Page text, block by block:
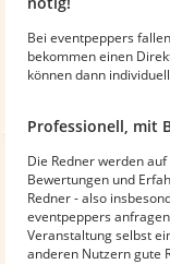
Bei eventpeppers
bekommen einen
können dann
Professionell, mit
Die Redner werden
Bewertungen und
Redner - also
eventpeppers
Veranstaltung selbst
anderen Nutzern gute